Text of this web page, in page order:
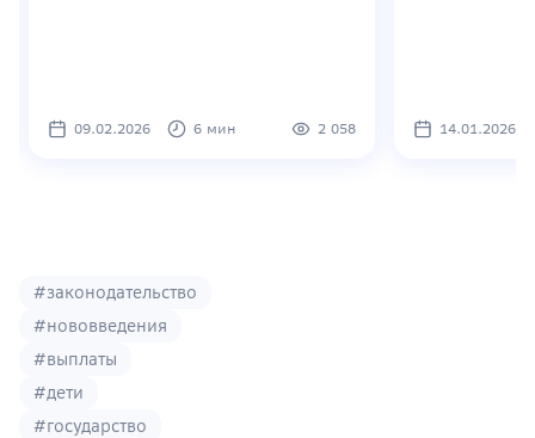
09.02.2026 6 мин 2 058 14.01.2026
#законодательство
#нововведения
#выплаты
#дети
#государство